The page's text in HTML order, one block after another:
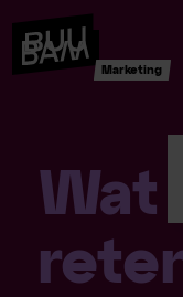
Marketing
Wat